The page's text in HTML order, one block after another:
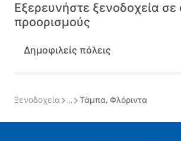
Εξερευνήστε ξενοδοχεία σε
προορισμούς
Δημοφιλείς πόλεις
Ξενοδοχεία ... Τάμπα, Φλόριντα